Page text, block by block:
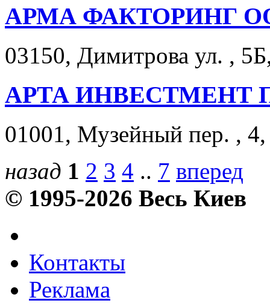
АРМА ФАКТОРИНГ
03150, Димитрова ул. ,
АРТА ИНВЕСТМЕНТ
01001, Музейный пер. ,
назад 1 2 3 4 .. 7 вперед
© 1995-2026 Весь Киев
Контакты
Реклама